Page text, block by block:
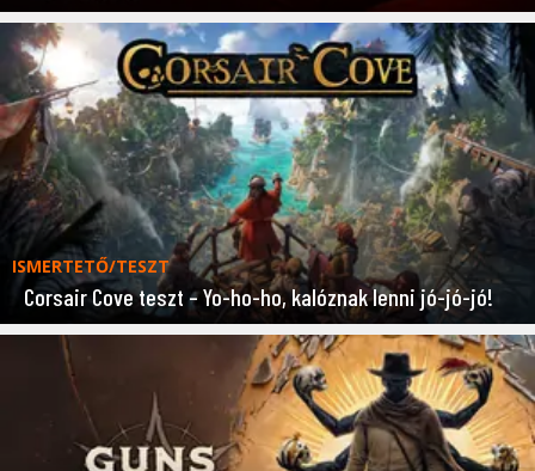
ISMERTETŐ/TESZT
Corsair Cove teszt – Yo-ho-ho, kalóznak lenni jó-jó-jó!